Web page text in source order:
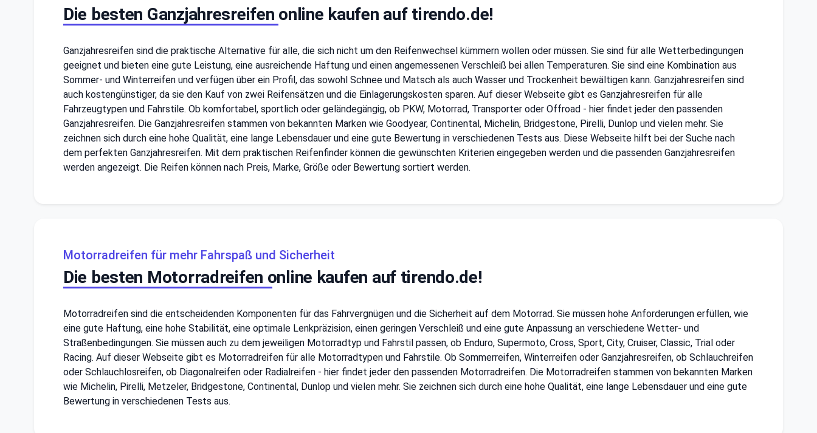
Die besten Ganzjahresreifen online kaufen auf tirendo.de!
Ganzjahresreifen sind die praktische Alternative für alle, die sich nicht um den Reifenwechsel kümmern wollen oder müssen. Sie sind für alle Wetterbedingungen
geeignet und bieten eine gute Leistung, eine ausreichende Haftung und einen angemessenen Verschleiß bei allen Temperaturen. Sie sind eine Kombination aus
Sommer- und Winterreifen und verfügen über ein Profil, das sowohl Schnee und Matsch als auch Wasser und Trockenheit bewältigen kann. Ganzjahresreifen sind
auch kostengünstiger, da sie den Kauf von zwei Reifensätzen und die Einlagerungskosten sparen. Auf dieser Webseite gibt es Ganzjahresreifen für alle
Fahrzeugtypen und Fahrstile. Ob komfortabel, sportlich oder geländegängig, ob PKW, Motorrad, Transporter oder Offroad - hier findet jeder den passenden
Ganzjahresreifen. Die Ganzjahresreifen stammen von bekannten Marken wie Goodyear, Continental, Michelin, Bridgestone, Pirelli, Dunlop und vielen mehr. Sie
zeichnen sich durch eine hohe Qualität, eine lange Lebensdauer und eine gute Bewertung in verschiedenen Tests aus. Diese Webseite hilft bei der Suche nach
dem perfekten Ganzjahresreifen. Mit dem praktischen Reifenfinder können die gewünschten Kriterien eingegeben werden und die passenden Ganzjahresreifen
werden angezeigt. Die Reifen können nach Preis, Marke, Größe oder Bewertung sortiert werden.
Motorradreifen für mehr Fahrspaß und Sicherheit
Die besten Motorradreifen online kaufen auf tirendo.de!
Motorradreifen sind die entscheidenden Komponenten für das Fahrvergnügen und die Sicherheit auf dem Motorrad. Sie müssen hohe Anforderungen erfüllen, wie
eine gute Haftung, eine hohe Stabilität, eine optimale Lenkpräzision, einen geringen Verschleiß und eine gute Anpassung an verschiedene Wetter- und
Straßenbedingungen. Sie müssen auch zu dem jeweiligen Motorradtyp und Fahrstil passen, ob Enduro, Supermoto, Cross, Sport, City, Cruiser, Classic, Trial oder
Racing. Auf dieser Webseite gibt es Motorradreifen für alle Motorradtypen und Fahrstile. Ob Sommerreifen, Winterreifen oder Ganzjahresreifen, ob Schlauchreifen
oder Schlauchlosreifen, ob Diagonalreifen oder Radialreifen - hier findet jeder den passenden Motorradreifen. Die Motorradreifen stammen von bekannten Marken
wie Michelin, Pirelli, Metzeler, Bridgestone, Continental, Dunlop und vielen mehr. Sie zeichnen sich durch eine hohe Qualität, eine lange Lebensdauer und eine gute
Bewertung in verschiedenen Tests aus.